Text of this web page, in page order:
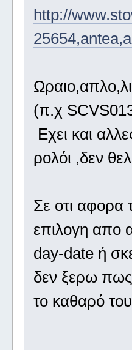
http://
(π.χ
Εχει και
ρολόι ,δεν
Σε οτι αφορα
επιλογη απο
day-date ή
δεν ξερω πως
το καθαρό